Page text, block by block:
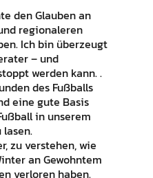
den Glauben an
regionaleren
Ich bin überzeugt
– und
werden kann. .
des Fußballs
eine gute Basis
in unserem
zu verstehen, wie
an Gewohntem
verloren haben.